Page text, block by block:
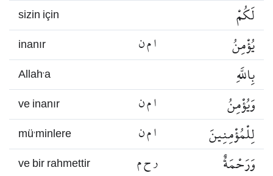
sizin için لَكُمْ
inanır ا م ن يُؤْمِنُ
Allah’a بِاللَّهِ
ve inanır ا م ن وَيُؤْمِنُ
mü’minlere ا م ن لِلْمُؤْمِنِينَ
ve bir rahmettir ر ح م وَرَحْمَةٌ